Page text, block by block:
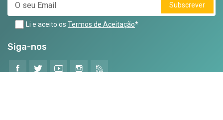
Subscrever
Li e aceito os Termos de Aceitação*
Siga-nos